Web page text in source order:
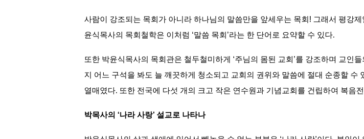
사람이 강조되는 목회가 아니라 하나님의 말씀만을 앞세우는 목회! 그래서 평강
윤식목사의 목회철학은 이처럼 ‘말씀 목회’라는 한 단어로 요약할 수 있다.
또한 박윤식목사의 목회관은 철두철미하게 ‘주님의 몸된 교회’를 강조하며 교인
지 어느 구석을 봐도 늘 깨끗하게 청소되고 교회의 권위와 말씀에 절대 순종할 수
열매였다. 또한 전국에 다섯 개의 크고 작은 연수원과 기념교회를 건립하여 복음
박목사의 ‘나라 사랑’ 설교로 나타나